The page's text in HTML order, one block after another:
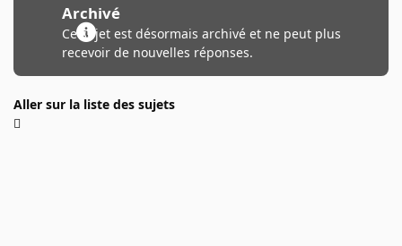
Archivé
Ce sujet est désormais archivé et ne peut plus
recevoir de nouvelles réponses.
Aller sur la liste des sujets